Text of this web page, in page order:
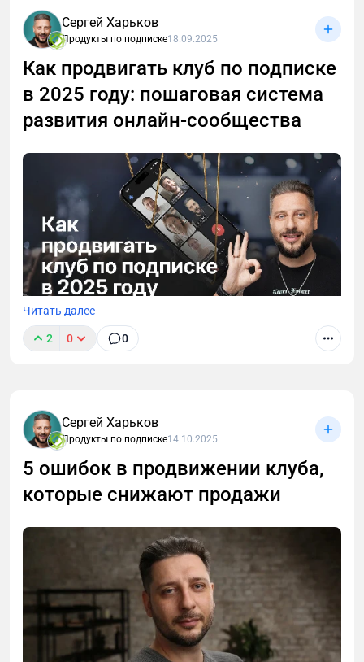
масштабировать и продвигать клуб по подписке?
Желательно с минимальными бюджетами или
вообще без них. В статье дам конкретные
шаблоны, которые помогут вам выстроить бизнес-
процессы для роста вашего клуба по подписке.
Сергей Харьков
Продукты по подписке18.09.2025
Как продвигать клуб по подписке
в 2025 году: пошаговая система
развития онлайн-сообщества
Читать далее
2 0 0
Сергей Харьков
Продукты по подписке14.10.2025
5 ошибок в продвижении клуба,
которые снижают продажи